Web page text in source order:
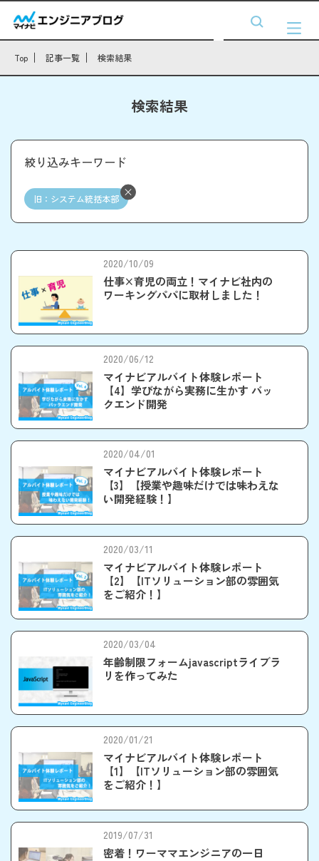
Top 記事一覧 検索結果
検索結果
絞り込みキーワード
旧：システム統括本部
2020/10/09
仕事×育児の両立！マイナビ社内の
ワーキングパパに取材しました！
2020/06/12
マイナビアルバイト体験レポート
【4】学びながら実務に生かす バッ
クエンド開発
2020/04/01
マイナビアルバイト体験レポート
【3】【授業や趣味だけでは味わえな
い開発経験！】
2020/03/11
マイナビアルバイト体験レポート
【2】【ITソリューション部の雰囲気
をご紹介！】
2020/03/04
年齢制限フォームjavascriptライブラ
リを作ってみた
2020/01/21
マイナビアルバイト体験レポート
【1】【ITソリューション部の雰囲気
をご紹介！】
2019/07/31
密着！ワーママエンジニアの一日